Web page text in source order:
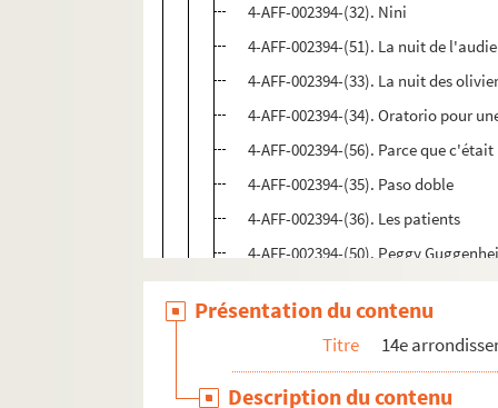
4-AFF-002394-(32). Nini
4-AFF-002394-(51). La nuit de
4-AFF-002394-(33). La nuit des
4-AFF-002394-(34). Oratorio pour
4-AFF-002394-(56). Parce que
4-AFF-002394-(35). Paso doble
4-AFF-002394-(36). Les patients
4-AFF-002394-(50). Peggy
4-AFF-002394-(37). Pierrot d'Asnières
4-AFF-002394-(38). Quelqu'un
4-AFF-002394-(39). La retraite de
4-AFF-002394-(40). Rodogune
Présentation du contenu
Titre 14e
Description du contenu